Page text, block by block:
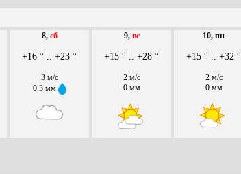
8, сб
+16 ° .. +23 °
3 м/с
0.3 мм
9, вс
+15 ° .. +28 °
2 м/с
0 мм
10, пн
+15 ° .. +32 °
2 м/с
0 мм